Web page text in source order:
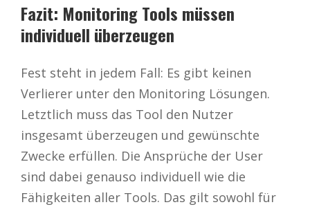
Fazit: Monitoring Tools müssen
individuell überzeugen
Fest steht in jedem Fall: Es gibt keinen
Verlierer unter den Monitoring Lösungen.
Letztlich muss das Tool den Nutzer
insgesamt überzeugen und gewünschte
Zwecke erfüllen. Die Ansprüche der User
sind dabei genauso individuell wie die
Fähigkeiten aller Tools. Das gilt sowohl für